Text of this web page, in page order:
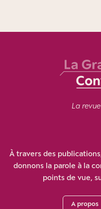
La
À travers des
donnons la parole à la
points de vue,
A propos